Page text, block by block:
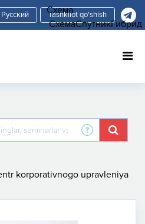
Tashkilot qo'shish
korporativnogo upravleniya
Схема
СхемаСпутникГибрид